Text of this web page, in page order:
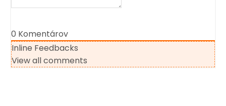
0 Komentárov
Inline Feedbacks
View all comments